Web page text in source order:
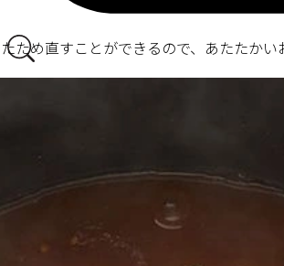
め直すことができるので、あたたかい